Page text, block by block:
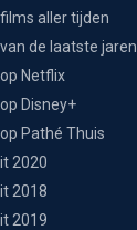
aller tijden
de laatste jaren
Netflix
Disney+
Pathé Thuis
2020
2018
2019